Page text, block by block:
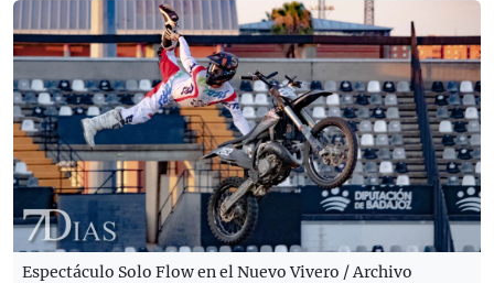
Espectáculo Solo Flow en el Nuevo Vivero / Archivo